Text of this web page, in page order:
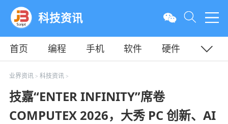
科技资讯
首页 编程 手机 软件
硬件
教程
平面
业界资讯> 科技资讯>
技嘉“ENTER INFINITY”席卷
COMPUTEX 2026，大秀 PC 创新、AI